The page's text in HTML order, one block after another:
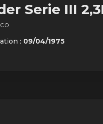
Serie III
: 09/04/1975